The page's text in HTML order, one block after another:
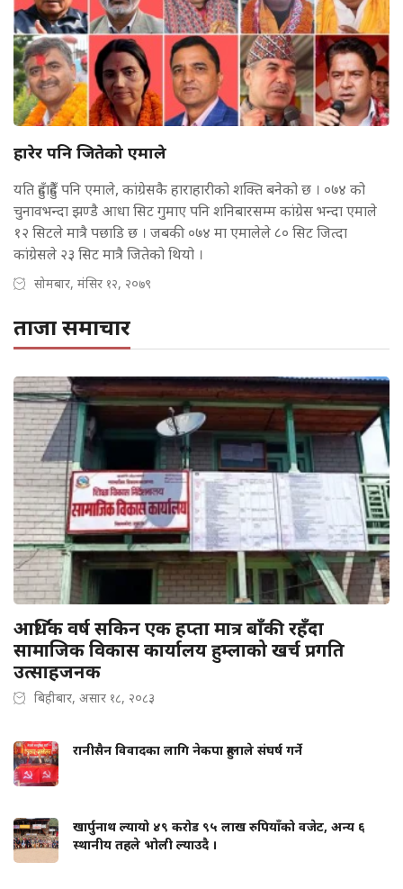
हारेर पनि जितेको एमाले
यति हुँदाहुँदै पनि एमाले, कांग्रेसकै हाराहारीको शक्ति बनेको छ । ०७४ को
चुनावभन्दा झण्डै आधा सिट गुमाए पनि शनिबारसम्म कांग्रेस भन्दा एमाले
१२ सिटले मात्रै पछाडि छ । जबकी ०७४ मा एमालेले ८० सिट जित्दा
कांग्रेसले २३ सिट मात्रै जितेको थियो ।
सोमबार, मंसिर १२, २०७९
ताजा समाचार
आर्थिक वर्ष सकिन एक हप्ता मात्र बाँकी रहँदा
सामाजिक विकास कार्यालय हुम्लाको खर्च प्रगति
उत्साहजनक
बिहीबार, असार १८, २०८३
रानीसैन विवादका लागि नेकपा हुम्लाले संघर्ष गर्ने
खार्पुनाथ ल्यायो ४९ करोड ९५ लाख रुपियाँको वजेट, अन्य ६
स्थानीय तहले भोली ल्याउदै ।